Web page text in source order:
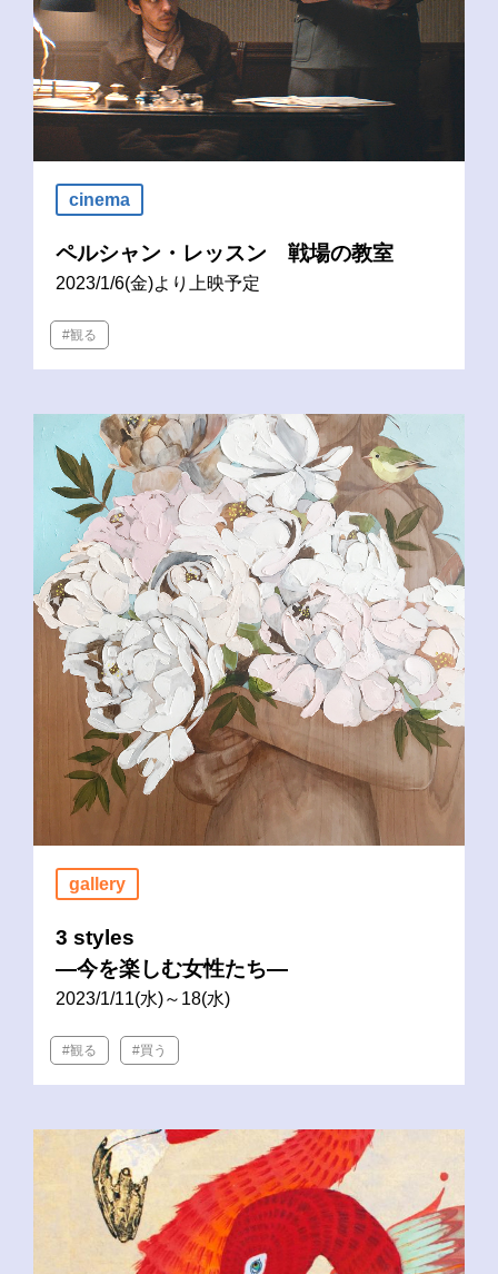
cinema
ペルシャン・レッスン 戦場の教室
2023/1/6(金)より上映予定
#観る
gallery
3 styles
―今を楽しむ女性たち―
2023/1/11(水)～18(水)
#観る #買う